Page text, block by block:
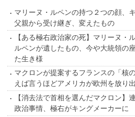
マリーヌ・ルペンの持つ２つの顔、
父親から受け継ぎ、変えたもの
【ある極右政治家の死】マリーヌ・
ルペンが遺したもの、今や大統領の
た生き様
マクロンが提案するフランスの「核
えば言うほどアメリカが欧州を放り
【消去法で首相を選んだマクロン】
政治事情、極右がキングメーカーに